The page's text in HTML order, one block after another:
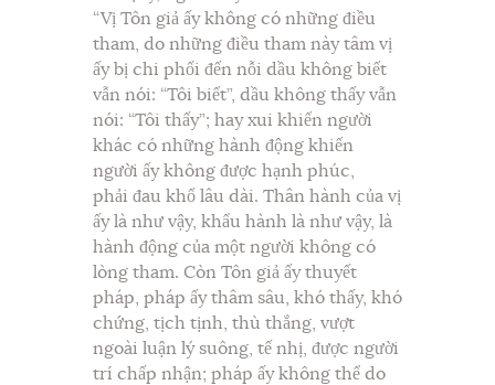
“Vị Tôn giả ấy không có những điều
tham, do những điều tham này tâm vị
ấy bị chi phối đến nỗi dầu không biết
vẫn nói: “Tôi biết”, dầu không thấy vẫn
nói: “Tôi thấy”; hay xui khiến người
khác có những hành động khiến
người ấy không được hạnh phúc,
phải đau khổ lâu dài. Thân hành của vị
ấy là như vậy, khẩu hành là như vậy, là
hành động của một người không có
lòng tham. Còn Tôn giả ấy thuyết
pháp, pháp ấy thâm sâu, khó thấy, khó
chứng, tịch tịnh, thù thắng, vượt
ngoài luận lý suông, tế nhị, được người
trí chấp nhận; pháp ấy không thể do